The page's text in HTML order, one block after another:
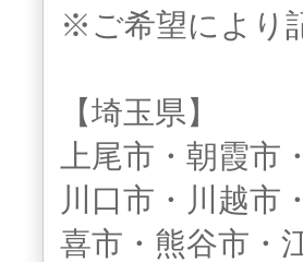
※ご希望により
【埼玉県】
上尾市・朝霞
川口市・川越市
喜市・熊谷市・